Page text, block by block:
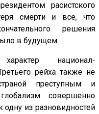
расистского
смерти и все, что
решения
в будущем.
характер национал-
рейха также не
преступным и
совершенно
одну из разновидностей